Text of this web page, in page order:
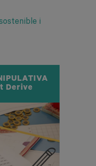
i
Derive